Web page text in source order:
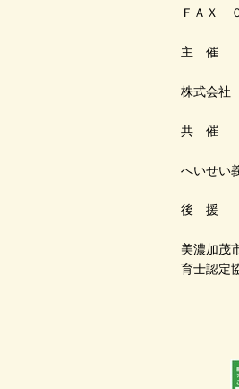
ＦＡＸ
主 催
株式会社
共 催
へいせい
後 援
美濃加茂
育士認定